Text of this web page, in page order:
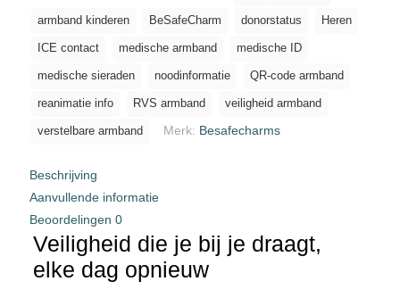
armband kinderen BeSafeCharm donorstatus Heren
ICE contact medische armband medische ID
medische sieraden noodinformatie QR-code armband
reanimatie info RVS armband veiligheid armband
verstelbare armband Merk: Besafecharms
Beschrijving
Aanvullende informatie
Beoordelingen 0
Veiligheid die je bij je draagt,
elke dag opnieuw